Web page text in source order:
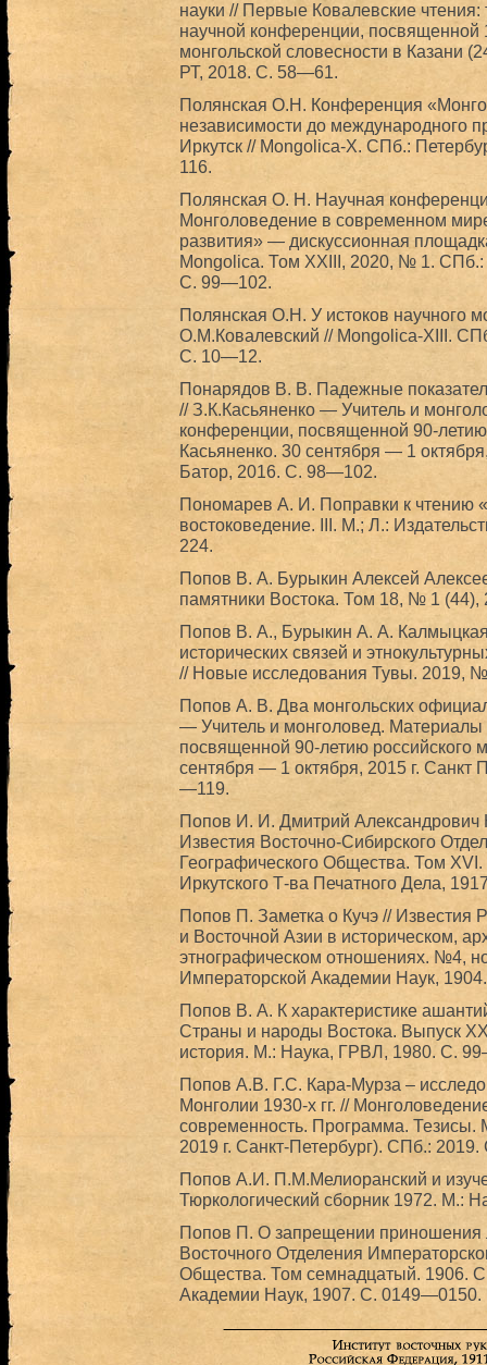
науки // Первые Ковалевские
научной конференции,
монгольской словесности в Казани
РТ, 2018. С. 58—61.
Полянская О.Н. Конференция
независимости до международного
Иркутск // Mongolica-X. СПб.:
116.
Полянская О. Н. Научная
Монголоведение в современном
развития» — дискуссионная
Mongolica. Том XXIII, 2020, № 1. СПб.:
С. 99—102.
Полянская О.Н. У истоков научного
О.М.Ковалевский // Mongolica-XIII.
С. 10—12.
Понарядов В. В. Падежные
// З.К.Касьяненко — Учитель и
конференции, посвященной 90-
Касьяненко. 30 сентября — 1
Батор, 2016. C. 98—102.
Пономарев А. И. Поправки к чтению
востоковедение. III. М.; Л.:
224.
Попов В. А. Бурыкин Алексей
памятники Востока. Том 18, № 1
Попов В. А., Бурыкин А. А.
исторических связей и
// Новые исследования Тувы. 2019,
Попов А. В. Два монгольских
— Учитель и монголовед.
посвященной 90-летию российского
сентября — 1 октября, 2015 г. Санкт
—119.
Попов И. И. Дмитрий Александрович
Известия Восточно-Сибирского
Географического Общества. Том XVI.
Иркутского Т-ва Печатного Дела,
Попов П. Заметка о Кучэ // Известия
и Восточной Азии в историческом,
этнографическом отношениях. №4,
Императорской Академии Наук,
Попов В. А. К характеристике
Страны и народы Востока. Выпуск
история. М.: Наука, ГРВЛ, 1980. С.
Попов А.В. Г.С. Кара-Мурза –
Монголии 1930-х гг. //
современность. Программа.
2019 г. Санкт-Петербург). СПб.:
Попов А.И. П.М.Мелиоранский и
Тюркологический сборник 1972. М.:
Попов П. О запрещении приношения
Восточного Отделения
Общества. Том семнадцатый. 1906.
Академии Наук, 1907. С. 0149—0150.